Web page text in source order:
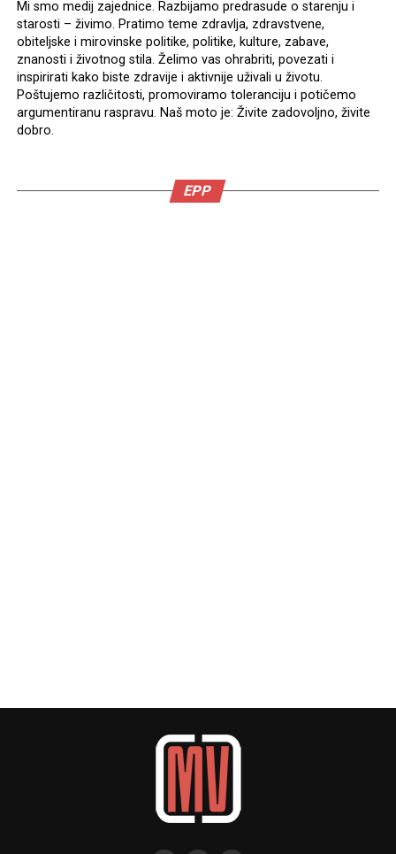
Mi smo medij zajednice. Razbijamo predrasude o starenju i
starosti – živimo. Pratimo teme zdravlja, zdravstvene,
obiteljske i mirovinske politike, politike, kulture, zabave,
znanosti i životnog stila. Želimo vas ohrabriti, povezati i
inspirirati kako biste zdravije i aktivnije uživali u životu.
Poštujemo različitosti, promoviramo toleranciju i potičemo
argumentiranu raspravu. Naš moto je: Živite zadovoljno, živite
dobro.
EPP